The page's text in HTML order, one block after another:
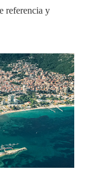
referencia y